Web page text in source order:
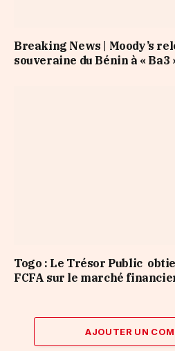
Breaking News | Moody’s
souveraine du Bénin à «
Togo : Le Trésor Public
FCFA sur le marché
AJOUTER UN